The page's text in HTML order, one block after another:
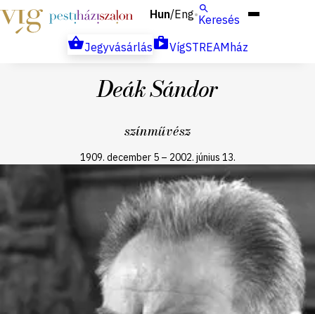
Hun/Eng Keresés
Jegyvásárlás
VígSTREAMház
Deák Sándor
színművész
1909. december 5– 2002. június 13.